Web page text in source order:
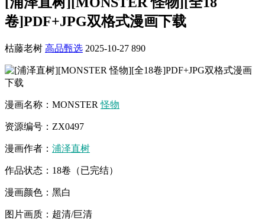
卷]PDF+JPG双格式漫画下载
枯藤老树 高品甄选 2025-10-27 890
漫画名称：MONSTER怪物
资源编号：ZX0497
漫画作者： 浦泽直树
作品状态：18卷（已完结）
漫画颜色：黑白
图片画质：超清/巨清